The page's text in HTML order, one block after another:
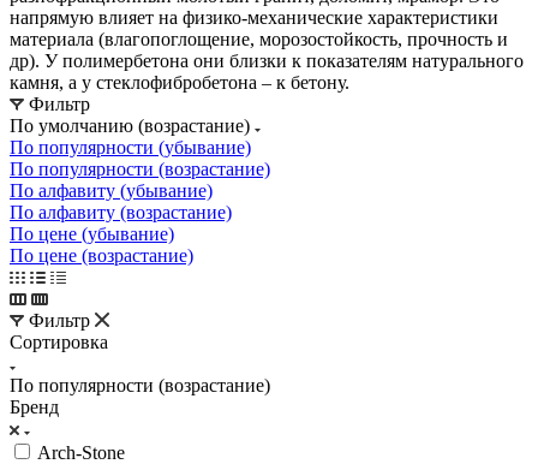
напрямую влияет на физико-механические характеристики
материала (влагопоглощение, морозостойкость, прочность и
др). У полимербетона они близки к показателям натурального
камня, а у стеклофибробетона – к бетону.
Фильтр
По умолчанию (возрастание)
По популярности (убывание)
По популярности (возрастание)
По алфавиту (убывание)
По алфавиту (возрастание)
По цене (убывание)
По цене (возрастание)
Фильтр
Сортировка
По популярности (возрастание)
Бренд
Arch-Stone